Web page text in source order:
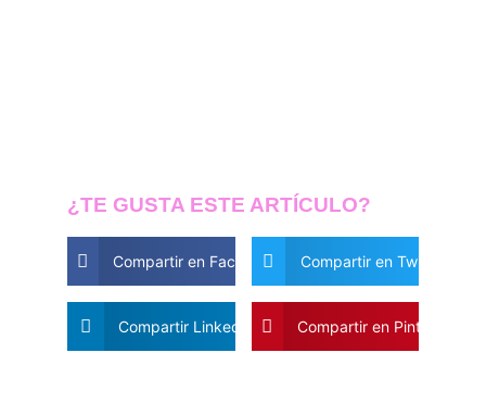
¿TE GUSTA ESTE ARTÍCULO?
Compartir en Facebook Compartir en Twitter
Compartir Linkedin Compartir en Pinterest